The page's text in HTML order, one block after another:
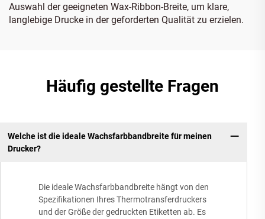
Auswahl der geeigneten Wax-Ribbon-Breite, um klare,
langlebige Drucke in der geforderten Qualität zu erzielen.
Häufig gestellte Fragen
Welche ist die ideale Wachsfarbbandbreite für meinen
Drucker?
Die ideale Wachsfarbbandbreite hängt von den
Spezifikationen Ihres Thermotransferdruckers
und der Größe der gedruckten Etiketten ab. Es